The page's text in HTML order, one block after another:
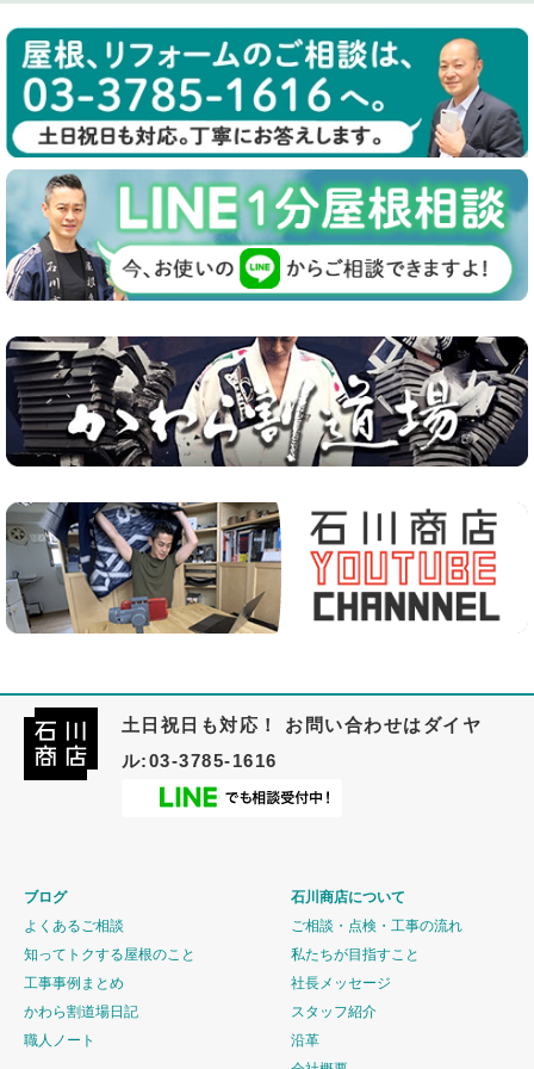
土日祝日も対応！ お問い合わせはダイヤ
ル:03-3785-1616
ブログ
よくあるご相談
知ってトクする屋根のこと
工事事例まとめ
かわら割道場日記
職人ノート
石川商店について
ご相談・点検・工事の流れ
私たちが目指すこと
社長メッセージ
スタッフ紹介
沿革